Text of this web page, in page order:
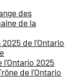
des
de la
de l'Ontario
l'Ontario 2025
de l'Ontario